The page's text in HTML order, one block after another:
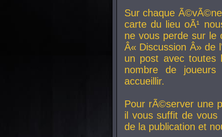
Sur chaque
carte du lieu oÃ¹
ne vous perde sur le
Â« Discussion Â» de
un post avec toutes
nombre de
accueillir.
Pour rÃ©server une
il vous suffit de vous
de la publication et